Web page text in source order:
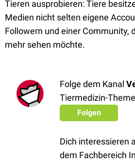
Tieren ausprobieren: Tiere
Medien nicht selten eigene
Followern und einer Community,
mehr sehen möchte.
Folge dem Kanal
Tiermedizin-
Folgen
Dich interessieren
dem Fachbereich